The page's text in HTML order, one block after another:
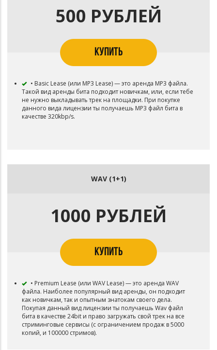
500 РУБЛЕЙ
КУПИТЬ
• Basic Lease (или MP3 Lease) — это аренда MP3 файла.
Такой вид аренды бита подходит новичкам, или, если тебе
не нужно выкладывать трек на площадки. При покупке
данного вида лицензии ты получаешь MP3 файл бита в
качестве 320kbp/s.
WAV (1+1)
1000 РУБЛЕЙ
КУПИТЬ
• Premium Lease (или WAV Lease) — это аренда WAV
файла. Наиболее популярный вид аренды, он подходит
как новичкам, так и опытным знатокам своего дела.
Покупая данный вид лицензии ты получаешь Wav файл
бита в качестве 24bit и право загружать свой трек на все
стриминговые сервисы (с ограничением продаж в 5000
копий, и 100000 стримов).